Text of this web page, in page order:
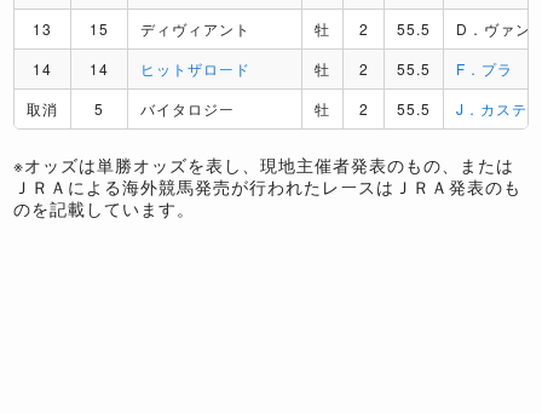
13 15 ディヴィアント 牡 2 55.5
D．ヴァン
14
14 ヒットザロード 牡 2 55.5
F．プラ
取消
5 バイタロジー 牡 2 55.5 J．カステ
※オッズは単勝オッズを表し、現地主催者発表のもの、または
ＪＲＡによる海外競馬発売が行われたレースはＪＲＡ発表のも
のを記載しています。